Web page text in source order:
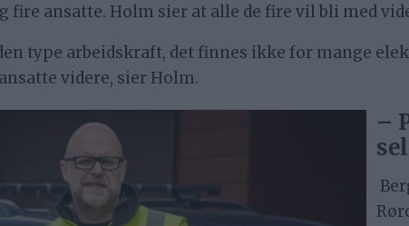
fire ansatte. Holm sier at alle de fire vil bli med
type arbeidskraft, det finnes ikke for mange
videre, sier Holm.
–